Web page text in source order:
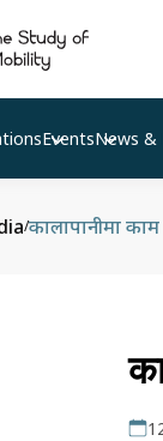
EventsNews &
/कालापानीमा